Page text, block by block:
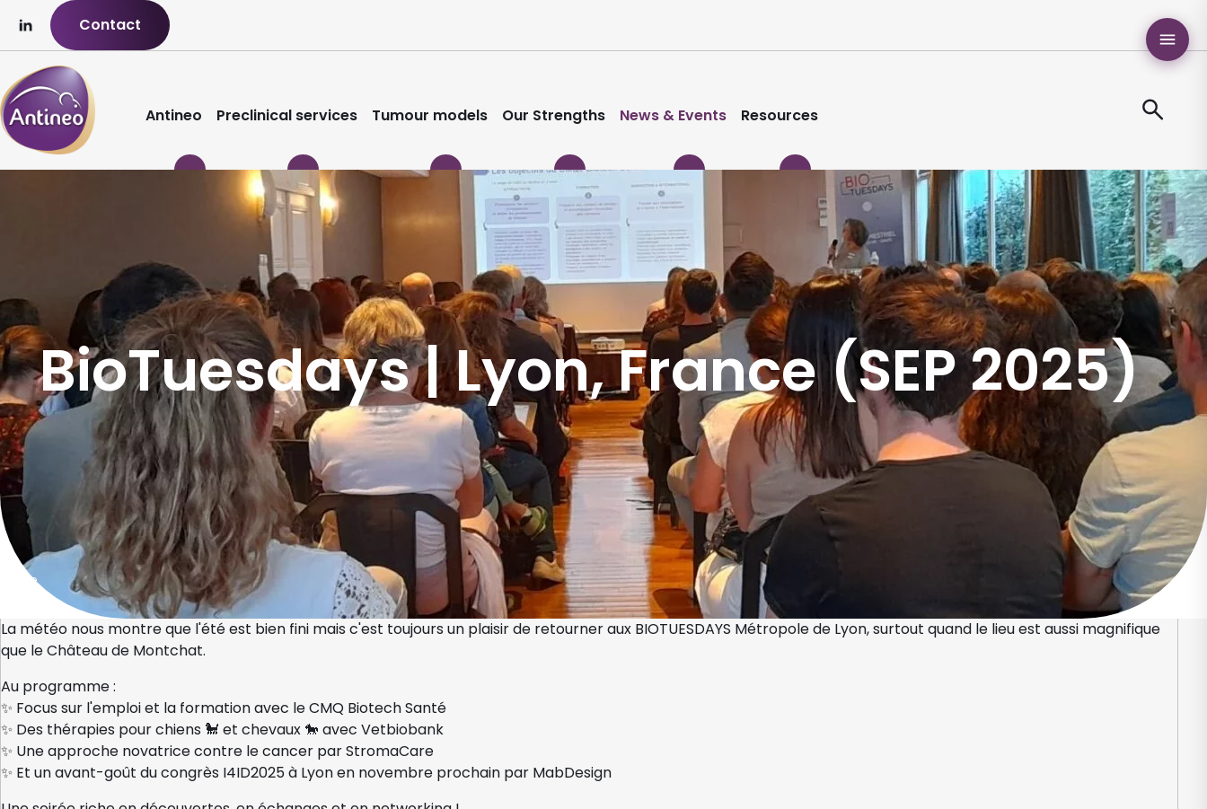
Contact
Antineo Preclinical services Tumour models Our Strengths News & Events Resources
BioTuesdays | Lyon, France (SEP 2025)
Home
La météo nous montre que l'été est bien fini mais c'est toujours un plaisir de retourner aux BIOTUESDAYS Métropole de Lyon, surtout quand le lieu est aussi magnifique
que le Château de Montchat.
Au programme :
✨ Focus sur l'emploi et la formation avec le CMQ Biotech Santé
✨ Des thérapies pour chiens 🐩 et chevaux 🐎 avec Vetbiobank
✨ Une approche novatrice contre le cancer par StromaCare
✨ Et un avant-goût du congrès I4ID2025 à Lyon en novembre prochain par MabDesign